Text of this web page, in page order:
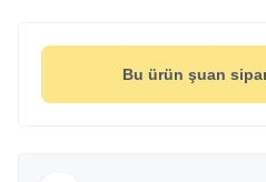
Bu ürün şuan